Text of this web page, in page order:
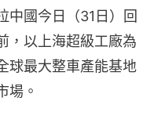
中國今日（31日）回
，以上海超級工廠為
球最大整車產能基地
場。